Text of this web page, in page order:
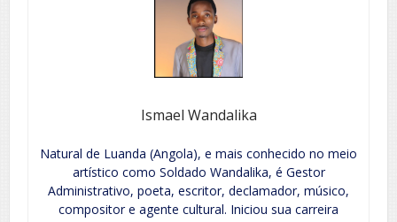
Ismael Wandalika
Natural de Luanda (Angola), e mais conhecido no meio
artístico como Soldado Wandalika, é Gestor
Administrativo, poeta, escritor, declamador, músico,
compositor e agente cultural. Iniciou sua carreira